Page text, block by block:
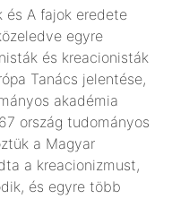
és A fajok eredete
egyre
és kreacionisták
Tanács jelentése,
akadémia
ország tudományos
a Magyar
a kreacionizmust,
és egyre több